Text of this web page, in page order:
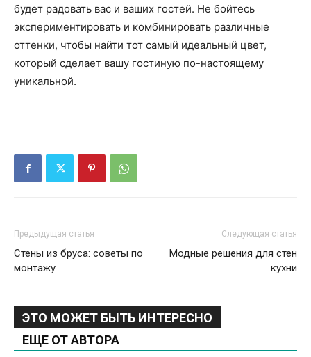
будет радовать вас и ваших гостей. Не бойтесь
экспериментировать и комбинировать различные
оттенки, чтобы найти тот самый идеальный цвет,
который сделает вашу гостиную по-настоящему
уникальной.
Предыдущая статья
Стены из бруса: советы по
монтажу
Следующая статья
Модные решения для стен
кухни
ЭТО МОЖЕТ БЫТЬ ИНТЕРЕСНО
ЕЩЕ ОТ АВТОРА